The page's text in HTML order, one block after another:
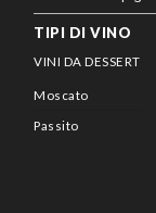
TIPI DI VINO
VINI DA DESSERT
Moscato
Passito